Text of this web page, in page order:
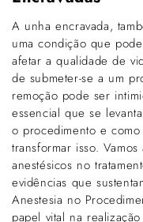
A unha encravada,
uma condição que
afetar a qualidade de
de submeter-se a um
remoção pode ser
essencial que se
o procedimento e
transformar isso.
anestésicos no
evidências que
Anestesia no
papel vital na